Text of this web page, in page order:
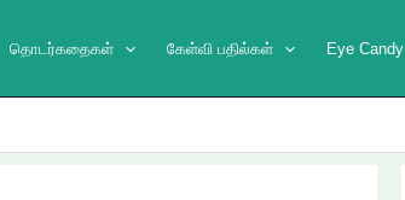
தொடர்கதைகள் கேள்வி பதில்கள் Eye Candy